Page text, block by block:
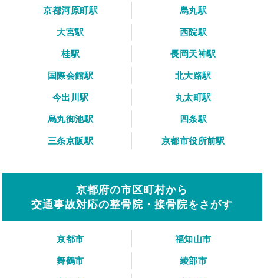
京都河原町駅
烏丸駅
大宮駅
西院駅
桂駅
長岡天神駅
国際会館駅
北大路駅
今出川駅
丸太町駅
烏丸御池駅
四条駅
三条京阪駅
京都市役所前駅
京都府の市区町村から
交通事故対応の整骨院・接骨院をさがす
京都市
福知山市
舞鶴市
綾部市